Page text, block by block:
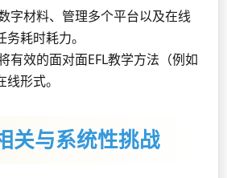
字材料、管理多个平台以及在线
耗时耗力。
有效的面对面EFL教学方法（例如
形式。
关与系统性挑战